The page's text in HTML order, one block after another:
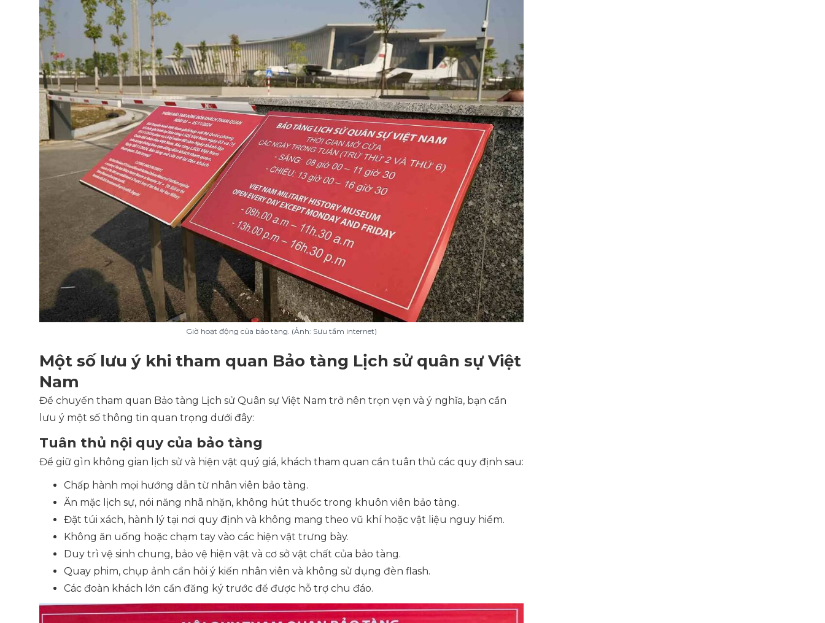
Giờ hoạt động của bảo tàng. (Ảnh: Sưu tầm internet)
Một số lưu ý khi tham quan Bảo tàng Lịch sử quân sự Việt
Nam
Để chuyến tham quan Bảo tàng Lịch sử Quân sự Việt Nam trở nên trọn vẹn và ý nghĩa, bạn cần
lưu ý một số thông tin quan trọng dưới đây:
Tuân thủ nội quy của bảo tàng
Để giữ gìn không gian lịch sử và hiện vật quý giá, khách tham quan cần tuân thủ các quy định sau:
Chấp hành mọi hướng dẫn từ nhân viên bảo tàng.
Ăn mặc lịch sự, nói năng nhã nhặn, không hút thuốc trong khuôn viên bảo tàng.
Đặt túi xách, hành lý tại nơi quy định và không mang theo vũ khí hoặc vật liệu nguy hiểm.
Không ăn uống hoặc chạm tay vào các hiện vật trưng bày.
Duy trì vệ sinh chung, bảo vệ hiện vật và cơ sở vật chất của bảo tàng.
Quay phim, chụp ảnh cần hỏi ý kiến nhân viên và không sử dụng đèn flash.
Các đoàn khách lớn cần đăng ký trước để được hỗ trợ chu đáo.